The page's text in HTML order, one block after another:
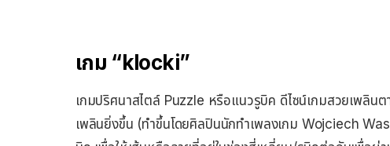
เกม “klocki”
เกมปริศนาสไตล์ Puzzle หรือแนวรูบิค ดีไซน์เกมสวยเพลิน
เพลินยิ่งขึ้น (ทำขึ้นโดยศิลปินนักทำเพลงเกม Wojciech